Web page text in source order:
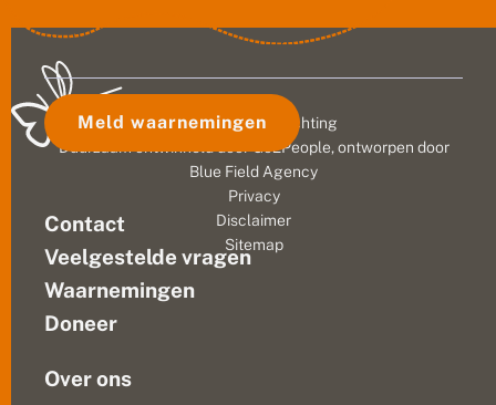
zon
en...
u
i
p
er
maar
erg
weinig
vlinders
‘junidip’.
voorjaarsvlinders
weg
Contact
Veelgestelde vragen
Waarnemingen
Doneer
Over ons
Meld waarnemingen
© 2026 Vlinderstichting
Duurzaam ontwikkeld door
Go2People, ontworpen door
Blue Field Agency
Privacy
Disclaimer
Sitemap